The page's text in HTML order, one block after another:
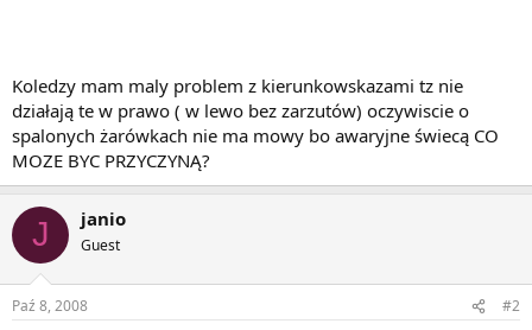
Koledzy mam maly problem z kierunkowskazami tz nie
działają te w prawo ( w lewo bez zarzutów) oczywiscie o
spalonych żarówkach nie ma mowy bo awaryjne świecą CO
MOZE BYC PRZYCZYNĄ?
J janio
Guest
Paź 8, 2008 #2